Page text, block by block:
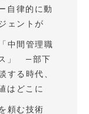
自律的に動
ェントが
中間管理職
」 —部下
する時代、
はどこに
頼む技術